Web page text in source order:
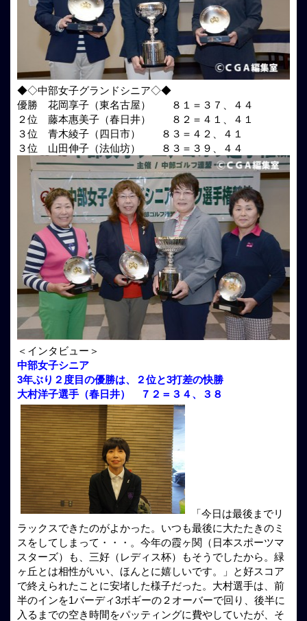
◆◇中部女子グランドシニア◇◆
優勝 花岡享子（東名古屋） ８１＝３７、４４
２位 藤本惠美子（春日井） ８２＝４１、４１
３位 青木綾子（四日市） ８３＝４２、４１
３位 山田伸子（法仙坊） ８３＝３９、４４
＜インタビュー＞
中部女子シニア
3年ぶり２度目の優勝は、２位と3打差の快勝
大村洋子選手（春日井） ７２＝３４、３８
「今日は最後までリ
ラックスできたのがよかった。いつも最後に大たたきのミ
スをしてしまって・・・。今年の霞ヶ関（日本スポーツマ
スターズ）も、三好（レディス杯）もそうでしたから。緑
ヶ丘とは相性がいい、ほんとに嬉しいです。」と好スコア
で終えられたことに安堵した様子だった。大村選手は、前
半のインを1バーディ3ボギーの２オーバーで回り、後半に
入るまでの空き時間をパッティングに費やしていたが、そ